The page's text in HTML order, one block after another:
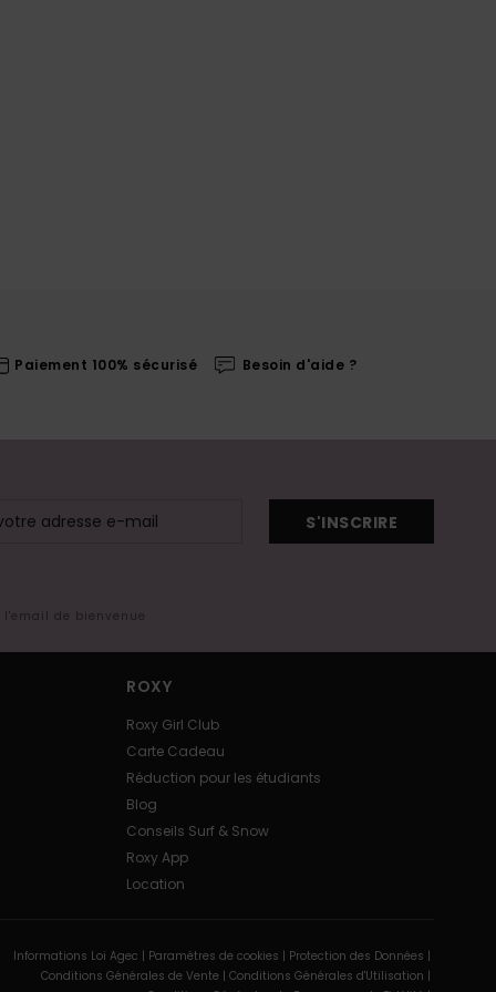
Paiement 100% sécurisé Besoin d'aide ?
S'INSCRIRE
de bienvenue
ROXY
Roxy Girl Club
Carte Cadeau
Réduction pour les étudiants
Blog
Conseils Surf & Snow
Roxy App
Location
Informations Loi Agec | Paramètres de cookies | Protection des Données |
Conditions Générales de Vente | Conditions Générales d'Utilisation |